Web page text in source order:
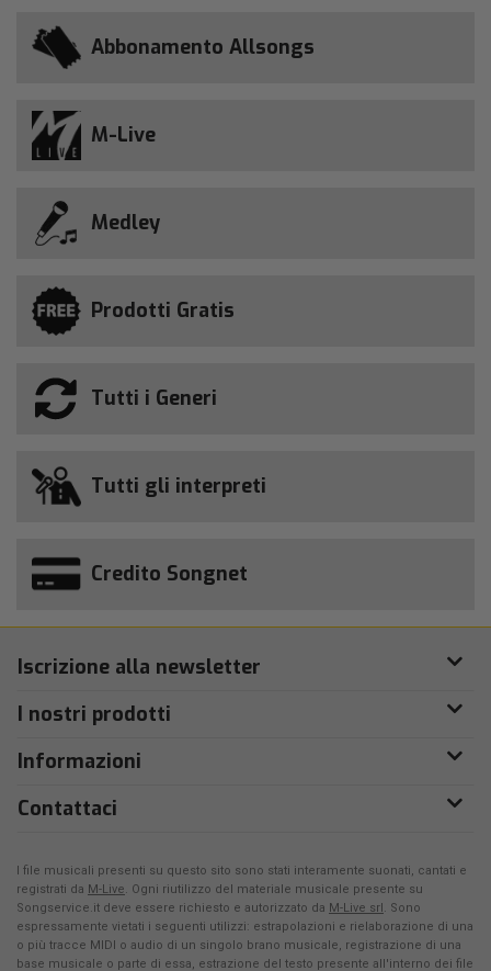
Abbonamento Allsongs
M-Live
Medley
Prodotti Gratis
Tutti i Generi
Tutti gli interpreti
Credito Songnet
Iscrizione alla newsletter
I nostri prodotti
Informazioni
Contattaci
I file musicali presenti su questo sito sono stati interamente suonati, cantati e
registrati da M-Live. Ogni riutilizzo del materiale musicale presente su
Songservice.it deve essere richiesto e autorizzato da M-Live srl. Sono
espressamente vietati i seguenti utilizzi: estrapolazioni e rielaborazione di una
o più tracce MIDI o audio di un singolo brano musicale, registrazione di una
base musicale o parte di essa, estrazione del testo presente all'interno dei file